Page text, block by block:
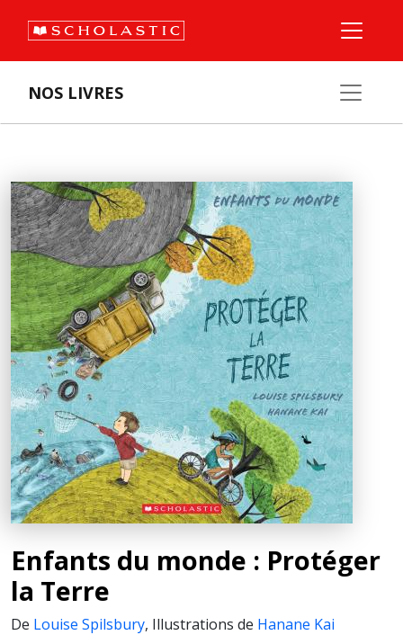
NOS LIVRES
Enfants du monde : Protéger
la Terre
De Louise Spilsbury, Illustrations de Hanane Kai